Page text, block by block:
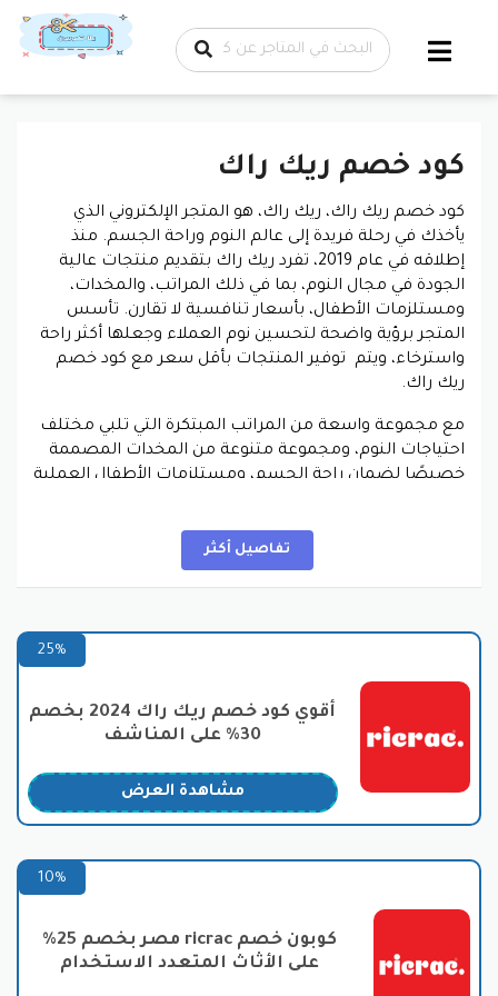
تخطي إلى
المحتوى
كود خصم ريك راك
كود خصم ريك راك، ريك راك، هو المتجر الإلكتروني الذي
يأخذك في رحلة فريدة إلى عالم النوم وراحة الجسم. منذ
إطلاقه في عام 2019، تفرد ريك راك بتقديم منتجات عالية
الجودة في مجال النوم، بما في ذلك المراتب، والمخدات،
ومستلزمات الأطفال، بأسعار تنافسية لا تقارن. تأسس
المتجر برؤية واضحة لتحسين نوم العملاء وجعلها أكثر راحة
واسترخاء، ويتم توفير المنتجات بأقل سعر مع كود خصم
ريك راك.
مع مجموعة واسعة من المراتب المبتكرة التي تلبي مختلف
احتياجات النوم، ومجموعة متنوعة من المخدات المصممة
خصيصًا لضمان راحة الجسم، ومستلزمات الأطفال العملية
إذا كنت تبحث عن منتجات تجمع بين الراحة والجودة والسعر
العادل، فإن ريك راك هو وجهتك المفضلة. ستجد هنا كل ما
ومريحة في غرفتك. انطلق معنا في هذه الرحلة لاستعادة
أقسام موقع ريك راك
المنزلية عالية الجودة التي تلبي احتياجات العملاء بشكل
شامل. يمكن القول إنه وجهة واحدة توفر للعملاء فرصة
تشمل:
المبتكرة، بما في ذلك المراتب ذات النوابض الداخلية التي
توفر دعمًا ممتازًا للظهر والعمود الفقري، والمراتب ذات
الذاكرة الفوم التي تتكيف مع شكل جسمك لتوفير أقصى
تفاصيل أكثر
25%
أقوي كود خصم ريك راك 2024 بخصم
30% على المناشف
مشاهدة العرض
10%
كوبون خصم ricrac مصر بخصم 25%
على الأثاث المتعدد الاستخدام